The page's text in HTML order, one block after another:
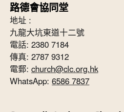
路德會協同堂
地址 :
九龍大坑東道十二號
電話: 2380 7184
傳真: 2787 9312
電郵: church@clc.org.hk
WhatsApp: 6586 7837